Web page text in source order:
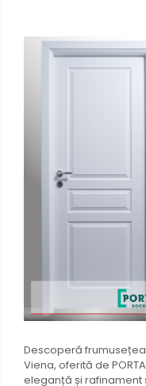
Descoperă
Viena, oferită de
eleganță și rafinament